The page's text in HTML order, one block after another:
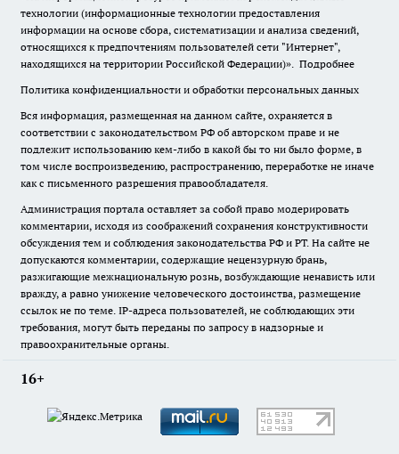
технологии (информационные технологии предоставления
информации на основе сбора, систематизации и анализа сведений,
относящихся к предпочтениям пользователей сети "Интернет",
находящихся на территории Российской Федерации)». Подробнее
Политика конфиденциальности и обработки персональных данных
Вся информация, размещенная на данном сайте, охраняется в
соответствии с законодательством РФ об авторском праве и не
подлежит использованию кем-либо в какой бы то ни было форме, в
том числе воспроизведению, распространению, переработке не иначе
как с письменного разрешения правообладателя.
Администрация портала оставляет за собой право модерировать
комментарии, исходя из соображений сохранения конструктивности
обсуждения тем и соблюдения законодательства РФ и РТ. На сайте не
допускаются комментарии, содержащие нецензурную брань,
разжигающие межнациональную рознь, возбуждающие ненависть или
вражду, а равно унижение человеческого достоинства, размещение
ссылок не по теме. IP-адреса пользователей, не соблюдающих эти
требования, могут быть переданы по запросу в надзорные и
правоохранительные органы.
16+